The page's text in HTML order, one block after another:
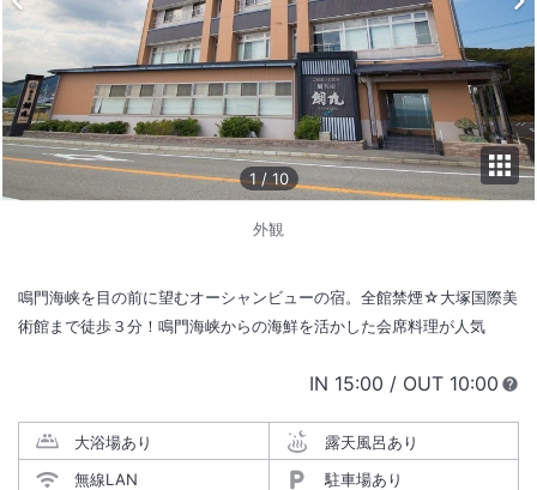
1 /10
外観
鳴門海峡を目の前に望むオーシャンビューの宿。全館禁煙☆大塚国際美
術館まで徒歩３分！鳴門海峡からの海鮮を活かした会席料理が人気
IN チェックイン
15:00 / OUT チェック
10:00
大浴場あり
露天風呂あり
無線LAN
駐車場あり